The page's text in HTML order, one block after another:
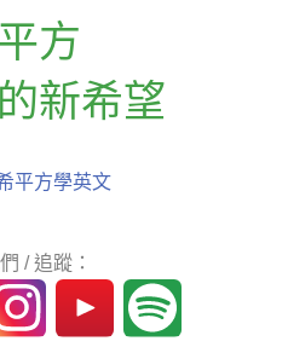
方
新希望
平方學英文
/ 追蹤：